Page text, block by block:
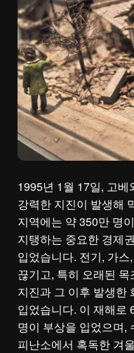
1995년 1월 17일, 고베
강력한 지진이 발생해
지역에는 약 350만 명
지탱하는 중요한 경제
입었습니다. 전기, 가
끊기고, 특히 오래된
지진과 그 이후 발생한
입었습니다. 이 재해로
명이 부상을 입었으며,
피난소에서 혹독한 겨